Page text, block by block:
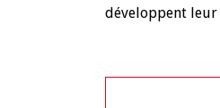
développent